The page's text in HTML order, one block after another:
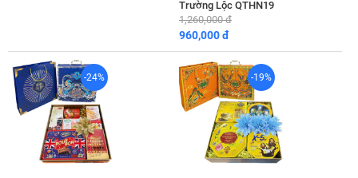
Trường Lộc QTHN19
1,260,000 đ
960,000 đ
-24% -19%